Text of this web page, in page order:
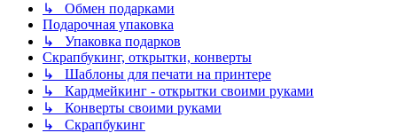
↳ Обмен подарками
Подарочная упаковка
↳ Упаковка подарков
Скрапбукинг, открытки, конверты
↳ Шаблоны для печати на принтере
↳ Кардмейкинг - открытки своими руками
↳ Конверты своими руками
↳ Скрапбукинг